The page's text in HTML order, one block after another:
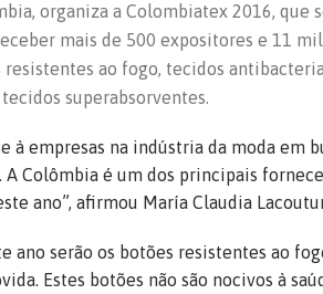
organiza a Colombiatex 2016, que
mais de 500 expositores e 11
resistentes ao fogo, tecidos
superabsorventes.
à empresas na indústria da moda em
Colômbia é um dos principais
ano”, afirmou María Claudia
ano serão os botões resistentes ao
Estes botões não são nocivos à